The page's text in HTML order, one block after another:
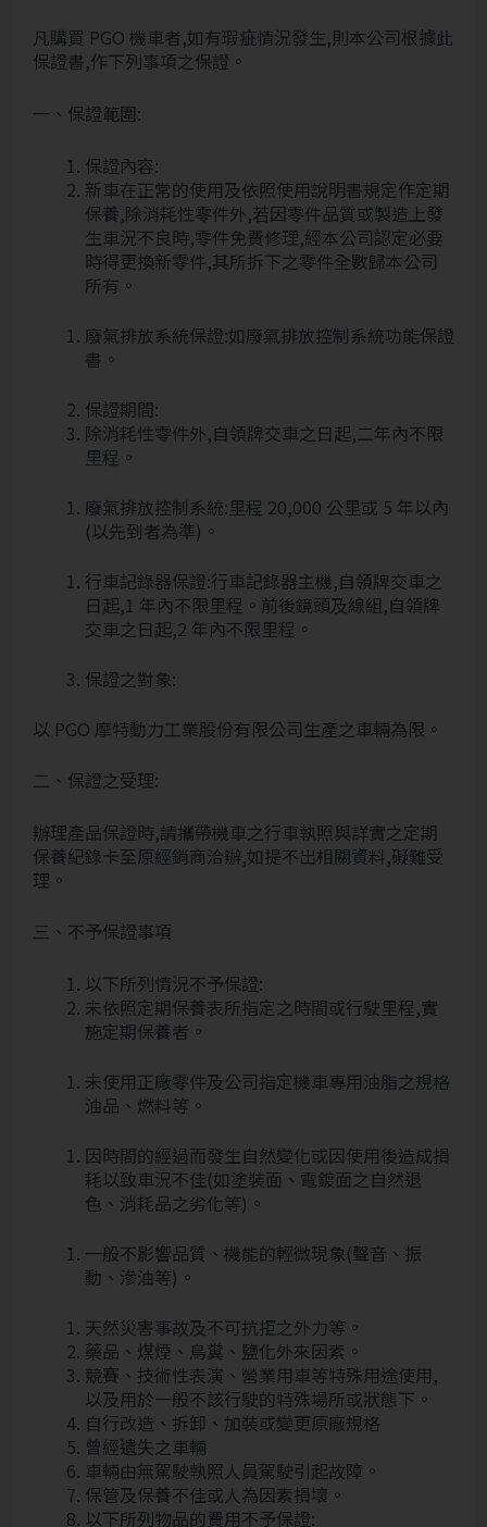
凡購買 PGO 機車者,如有瑕疵情況發生,則本公司根據此
保證書,作下列事項之保證。
一、保證範圍:
保證內容:
新車在正常的使用及依照使用說明書規定作定期
保養,除消耗性零件外,若因零件品質或製造上發
生車況不良時,零件免費修理,經本公司認定必要
時得更換新零件,其所拆下之零件全數歸本公司
所有。
廢氣排放系統保證:如廢氣排放控制系統功能保證
書。
保證期間:
除消耗性零件外,自領牌交車之日起,二年內不限
里程。
廢氣排放控制系統:里程 20,000 公里或 5 年以內
(以先到者為準)。
行車記錄器保證:行車記錄器主機,自領牌交車之
日起,1 年內不限里程。前後鏡頭及線組,自領牌
交車之日起,2 年內不限里程。
保證之對象:
以 PGO 摩特動力工業股份有限公司生產之車輛為限。
二、保證之受理:
辦理產品保證時,請攜帶機車之行車執照與詳實之定期
保養紀錄卡至原經銷商洽辦,如提不出相關資料,礙難受
理。
三、不予保證事項
以下所列情況不予保證:
未依照定期保養表所指定之時間或行駛里程,實
施定期保養者。
未使用正廠零件及公司指定機車專用油脂之規格
油品、燃料等。
因時間的經過而發生自然變化或因使用後造成損
耗以致車況不佳(如塗裝面、電鍍面之自然退
色、消耗品之劣化等)。
一般不影響品質、機能的輕微現象(聲音、振
動、滲油等)。
天然災害事故及不可抗拒之外力等。
藥品、煤煙、鳥糞、鹽化外來因素。
競賽、技術性表演、營業用車等特殊用途使用,
以及用於一般不該行駛的特殊場所或狀態下。
自行改造、拆卸、加裝或變更原廠規格
曾經遺失之車輛
車輛由無駕駛執照人員駕駛引起故障。
保管及保養不佳或人為因素損壞。
以下所列物品的費用不予保證: